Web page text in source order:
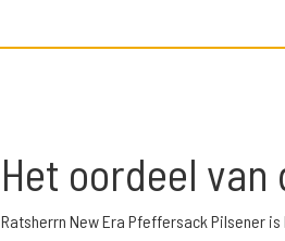
Het oordeel van
Ratsherrn New Era Pfeffersack Pilsener